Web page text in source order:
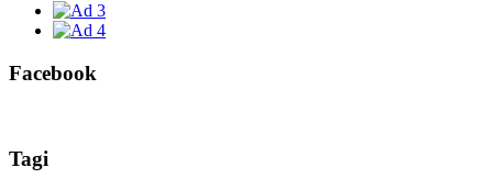
Facebook
Tagi